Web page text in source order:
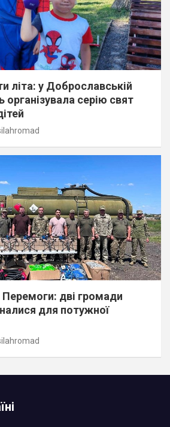
літа: у Доброславській
серію свят
Перемоги: дві громади
для потужної